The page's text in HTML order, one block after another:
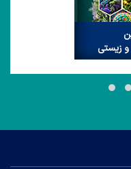
و زیستی گرامی باد